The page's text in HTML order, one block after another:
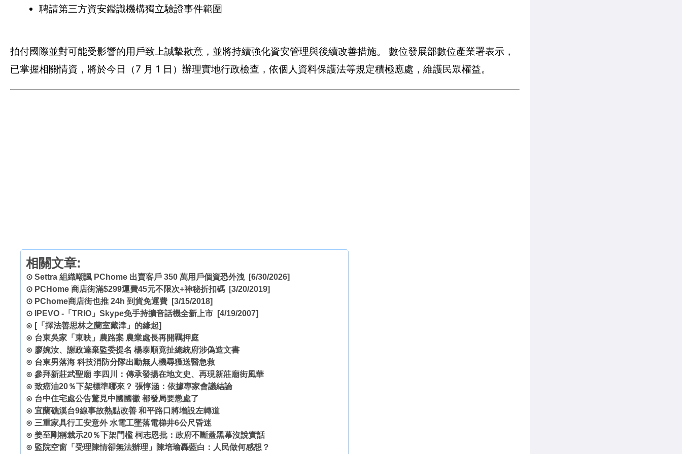
聘請第三方資安鑑識機構獨立驗證事件範圍
拍付國際並對可能受影響的用戶致上誠摯歉意，並將持續強化資安管理與後續改善措施。 數位發展部數位產業署表示，
已掌握相關情資，將於今日（7 月 1 日）辦理實地行政檢查，依個人資料保護法等規定積極應處，維護民眾權益。
相關文章:
⊙ Settra 組織嘲諷 PChome 出賣客戶 350 萬用戶個資恐外洩 [6/30/2026]
⊙ PCHome 商店街滿$299運費45元不限次+神秘折扣碼 [3/20/2019]
⊙ PChome商店街也推 24h 到貨免運費 [3/15/2018]
⊙
IPEVO -「TRIO」Skype免手持擴音話機全新上市 [4/19/2007]
⊙ [「擇法善思林之蘭室藏津」的緣起]
⊙ 台東吳家「東映」農路案 農業處長再開羈押庭
⊙ 廖婉汝、謝政達棄監委提名 楊泰順竟扯總統府涉偽造文書
⊙ 台東男落海 科技消防分隊出動無人機尋獲送醫急救
⊙ 參拜新莊武聖廟 李四川：傳承發揚在地文史、再現新莊廟街風華
⊙ 致癌油20％下架標準哪來？ 張惇涵：依據專家會議結論
⊙ 台中住宅處公告驚見中國國徽 都發局要懲處了
⊙ 宜蘭礁溪台9線事故熱點改善 和平路口將增設左轉道
⊙ 三重家具行工安意外 水電工墜落電梯井6公尺昏迷
⊙ 姜至剛稱裁示20％下架門檻 柯志恩批：政府不斷蓋黑幕沒說實話
⊙ 監院空窗「受理陳情卻無法辦理」陳培瑜轟藍白：人民做何感想？